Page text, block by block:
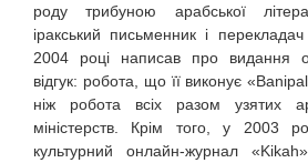
роду трибуною арабської
іракський письменник і
2004 році написав про видання
відгук: робота, що її виконує
ніж робота всіх разом узятих
міністерств. Крім того, у 2003
культурний онлайн-журнал